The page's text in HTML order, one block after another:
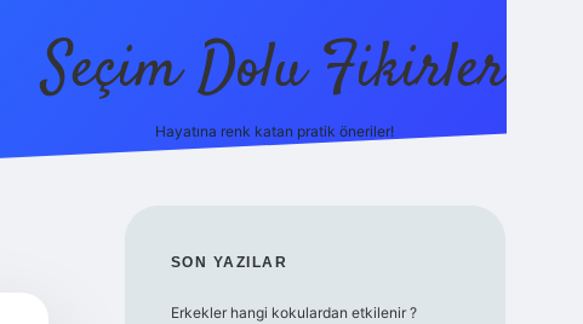
Seçim Dolu Fikirler
Hayatına renk katan pratik öneriler!
SIDEBAR
SON YAZILAR
Erkekler hangi kokulardan etkilenir ?